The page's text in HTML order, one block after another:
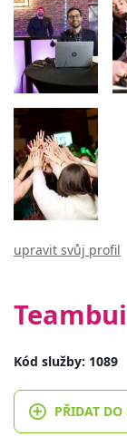
upravit svůj profil
Kód služby: 1089
PŘIDAT DO